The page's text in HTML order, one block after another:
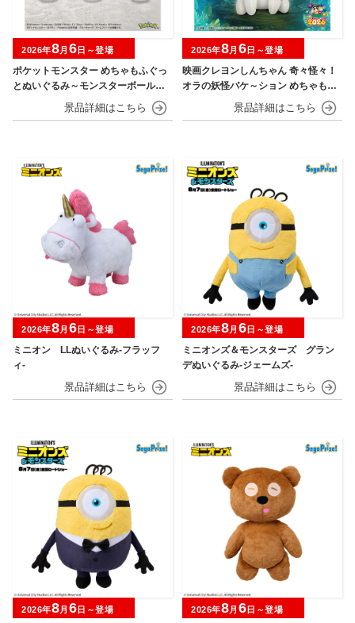
ポケットモンスター めちゃもふぐっ
とぬいぐるみ～モンスターボール・
スーパーボール・ハイパーボール・
マスターボール・プレミアボール～
2026年8月 6日～登場
映画クレヨンしんちゃん 奇々怪々！
オラの妖怪バケ～ション めちゃもふ
ぐっとぬいぐるみ～おすわりポーズ
2026年8月 6日～登場
ミニオン LLぬいぐるみ‐フラッフ
ィ‐
2026年8月 6 日～登場
ミニオンズ＆モンスターズ グラン
デぬいぐるみ‐ジェームズ‐
2026年8月 6 日～登場
2026年8月 6日～登場 2026年8月 6日～登場